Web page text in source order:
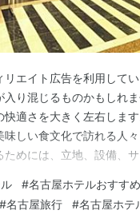
リエイト広告を利用して
入り混じるものかもしれ
快適さを大きく左右しま
味しい食文化で訪れる人
ためには、立地、設備、
と現代的な魅力が融合
壮麗な姿に心を奪われた
#名古屋ホテルおすす
#名古屋旅行 #名古屋ホテ